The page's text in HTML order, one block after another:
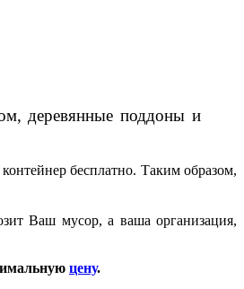
деревянные поддоны и
бесплатно. Таким образом,
Ваш мусор, а ваша организация,
цену.